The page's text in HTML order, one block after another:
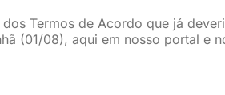
Termos de Acordo que já
(01/08), aqui em nosso portal e